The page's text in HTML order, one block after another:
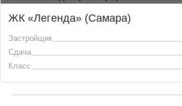
ЖК «Легенда» (Самара)
Застройщик
Сдача
Класс